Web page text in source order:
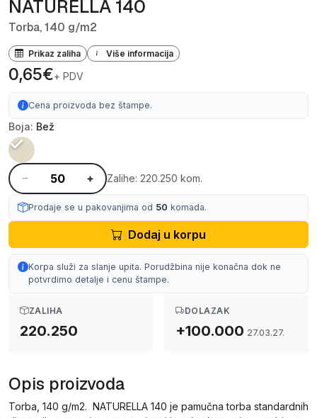
NATURELLA 140
Torba, 140 g/m2
Prikaz zaliha Više informacija
0,65€+ PDV
Cena proizvoda bez štampe.
Boja: Bež
Zalihe: 220.250 kom.
Prodaje se u pakovanjima od 50 komada.
Dodaj u korpu
Korpa služi za slanje upita. Porudžbina nije konačna dok ne
potvrdimo detalje i cenu štampe.
ZALIHA
220.250
DOLAZAK
+100.000 27.03.27.
Opis proizvoda
Torba, 140 g/m2. NATURELLA 140 je pamučna torba standardnih